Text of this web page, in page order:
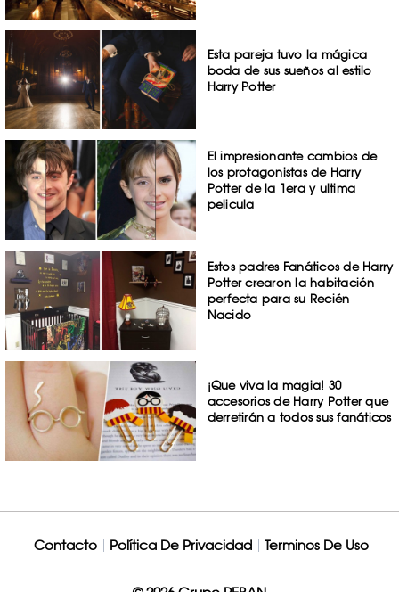
Esta pareja tuvo la mágica
boda de sus sueños al estilo
Harry Potter
El impresionante cambios de
los protagonistas de Harry
Potter de la 1era y ultima
pelicula
Estos padres Fanáticos de Harry
Potter crearon la habitación
perfecta para su Recién
Nacido
¡Que viva la magia! 30
accesorios de Harry Potter que
derretirán a todos sus fanáticos
Contacto Política De Privacidad Terminos De Uso